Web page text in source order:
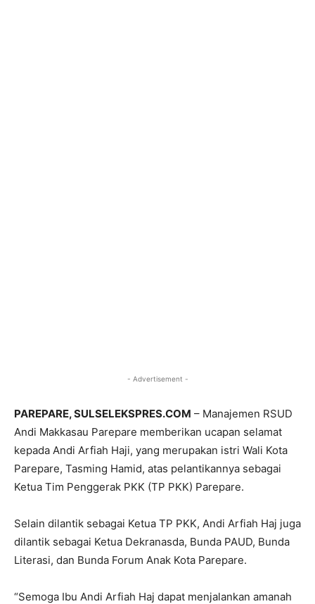
- Advertisement -
PAREPARE, SULSELEKSPRES.COM – Manajemen RSUD
Andi Makkasau Parepare memberikan ucapan selamat
kepada Andi Arfiah Haji, yang merupakan istri Wali Kota
Parepare, Tasming Hamid, atas pelantikannya sebagai
Ketua Tim Penggerak PKK (TP PKK) Parepare.
Selain dilantik sebagai Ketua TP PKK, Andi Arfiah Haj juga
dilantik sebagai Ketua Dekranasda, Bunda PAUD, Bunda
Literasi, dan Bunda Forum Anak Kota Parepare.
“Semoga Ibu Andi Arfiah Haj dapat menjalankan amanah